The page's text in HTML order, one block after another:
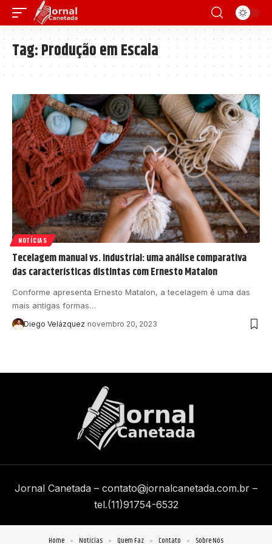
Tag:Produção em Escala
NOTÍCIAS
Tecelagem manual vs. industrial: uma análise comparativa
das características distintas com Ernesto Matalon
Conforme apresenta Ernesto Matalon, a tecelagem é uma das
mais antigas formas…
Diego Velázquez novembro 20, 2023
Jornal Canetada – contato@jornalcanetada.com.br –
tel.(11)91754-6532
Home Notícias Quem Faz Contato Sobre Nós